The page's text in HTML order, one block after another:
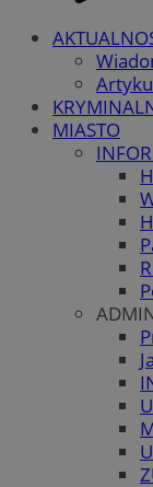
MIASTO